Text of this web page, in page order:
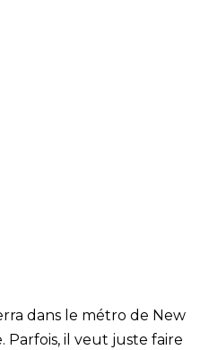
dans le métro de New
Parfois, il veut juste faire